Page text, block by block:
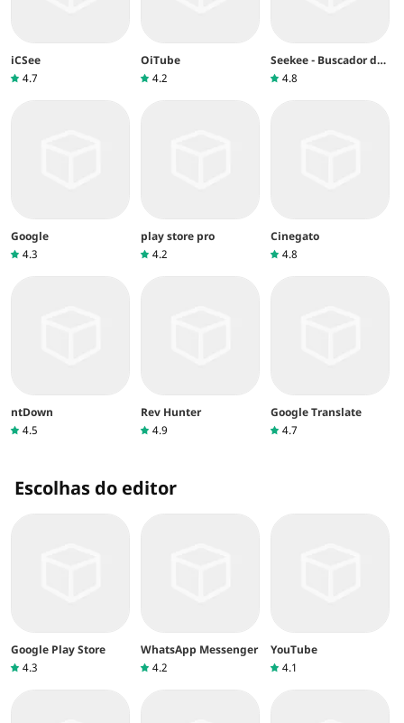
iCSee
4.7
OiTube
4.2
Seekee - Buscador de
vídeo&IA
4.8
Google
4.3
play store pro
4.2
Cinegato
4.8
ntDown
4.5
Rev Hunter
4.9
Google Translate
4.7
Escolhas do editor
Google Play Store
4.3
WhatsApp Messenger
4.2
YouTube
4.1